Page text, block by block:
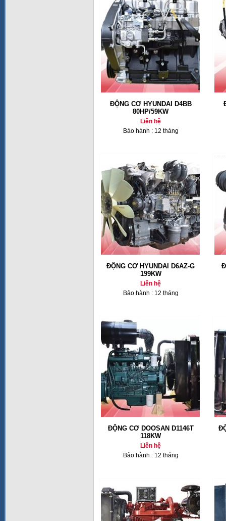
ĐỘNG CƠ HYUNDAI D4BB
80HP/59KW
Liên hệ
Bảo hành : 12 tháng
ĐỘNG CƠ HYUNDAI D6AZ-G
199KW
Liên hệ
Bảo hành : 12 tháng
ĐỘNG CƠ DOOSAN D1146T
118KW
Liên hệ
Bảo hành : 12 tháng